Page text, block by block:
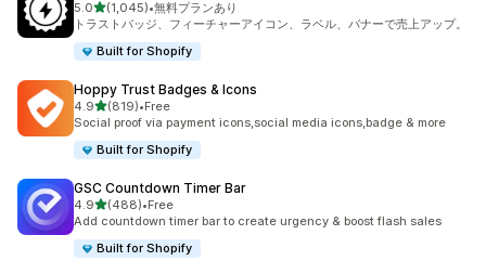
5.05つ星中
(1,045)
合計レビュー数：1045件
•無料プランあり
トラストバッジ、フィーチャーアイコン、ラベル、バナーで売上アップ。
Built for Shopify
Hoppy Trust Badges & Icons
4.95つ星中
(819)
合計レビュー数：819件
•Free
Social proof via payment icons,social media icons,badge & more
Built for Shopify
GSC Countdown Timer Bar
4.95つ星中
(488)
合計レビュー数：488件
•Free
Add countdown timer bar to create urgency & boost flash sales
Built for Shopify